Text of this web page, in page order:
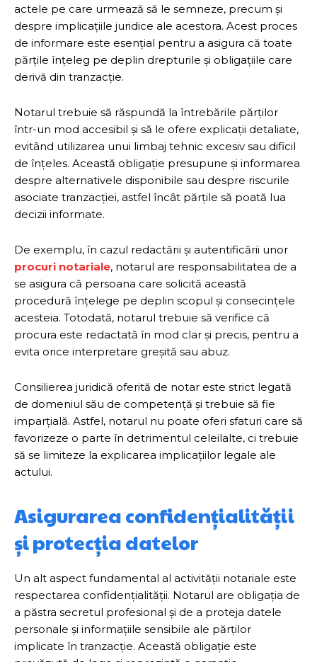
actele pe care urmează să le semneze, precum și
despre implicațiile juridice ale acestora. Acest proces
de informare este esențial pentru a asigura că toate
părțile înțeleg pe deplin drepturile și obligațiile care
derivă din tranzacție.
Notarul trebuie să răspundă la întrebările părților
într-un mod accesibil și să le ofere explicații detaliate,
evitând utilizarea unui limbaj tehnic excesiv sau dificil
de înțeles. Această obligație presupune și informarea
despre alternativele disponibile sau despre riscurile
asociate tranzacției, astfel încât părțile să poată lua
decizii informate.
De exemplu, în cazul redactării și autentificării unor
procuri notariale, notarul are responsabilitatea de a
se asigura că persoana care solicită această
procedură înțelege pe deplin scopul și consecințele
acesteia. Totodată, notarul trebuie să verifice că
procura este redactată în mod clar și precis, pentru a
evita orice interpretare greșită sau abuz.
Consilierea juridică oferită de notar este strict legată
de domeniul său de competență și trebuie să fie
imparțială. Astfel, notarul nu poate oferi sfaturi care să
favorizeze o parte în detrimentul celeilalte, ci trebuie
să se limiteze la explicarea implicațiilor legale ale
actului.
Asigurarea confidențialității
și protecția datelor
Un alt aspect fundamental al activității notariale este
respectarea confidențialității. Notarul are obligația de
a păstra secretul profesional și de a proteja datele
personale și informațiile sensibile ale părților
implicate în tranzacție. Această obligație este